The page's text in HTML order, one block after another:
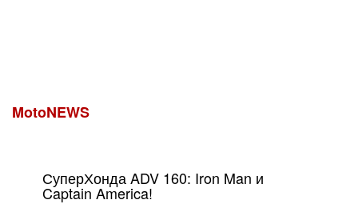
MotoNEWS
СуперХонда ADV 160: Iron Man и
Captain America!